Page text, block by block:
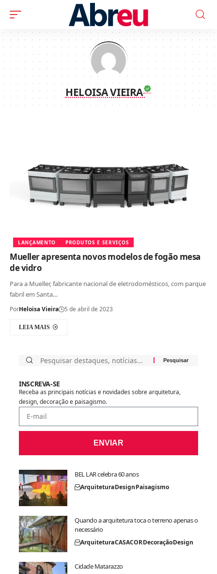
HELOISA VIEIRA
LANÇAMENTO PRODUTOS E SERVIÇOS
Mueller apresenta novos modelos de fogão mesa
de vidro
Para a Mueller, fabricante nacional de eletrodomésticos, com parque
fabril em Santa…
PorHeloisa Vieira 5 de abril de 2023
LEIA MAIS
INSCREVA-SE
Receba as principais notícias e novidades sobre arquitetura,
design, decoração e paisagismo.
ENVIAR
BEL LAR celebra 60 anos
ArquiteturaDesignPaisagismo
Quando a arquitetura toca o terreno apenas o
necessário
ArquiteturaCASACORDecoraçãoDesign
Cidade Matarazzo